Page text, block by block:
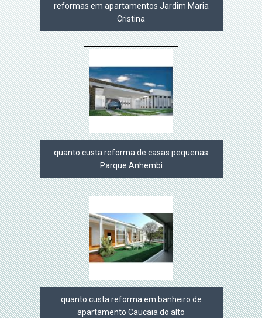
reformas em apartamentos Jardim Maria
Cristina
quanto custa reforma de casas pequenas
Parque Anhembi
quanto custa reforma em banheiro de
apartamento Caucaia do alto